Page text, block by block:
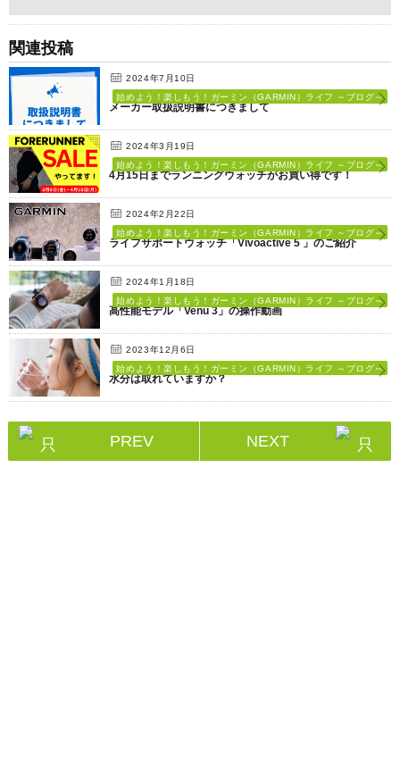
関連投稿
2024年7月10日
始めよう！楽しもう！ガーミン（GARMIN）ライフ ～ブログ～
メーカー取扱説明書につきまして
2024年3月19日
始めよう！楽しもう！ガーミン（GARMIN）ライフ ～ブログ～
4月15日までランニングウォッチがお買い得です！
2024年2月22日
始めよう！楽しもう！ガーミン（GARMIN）ライフ ～ブログ～
ライフサポートウォッチ「Vivoactive 5 」のご紹介
2024年1月18日
始めよう！楽しもう！ガーミン（GARMIN）ライフ ～ブログ～
高性能モデル「Venu 3」の操作動画
2023年12月6日
始めよう！楽しもう！ガーミン（GARMIN）ライフ ～ブログ～
水分は取れていますか？
PREV NEXT